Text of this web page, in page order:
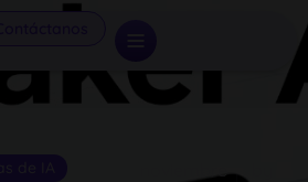
noviembre